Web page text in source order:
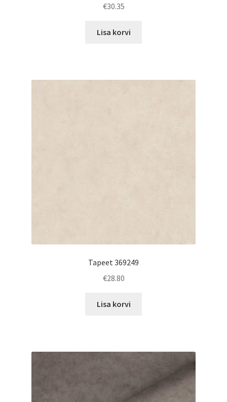
€30.35
Lisa korvi
Tapeet 369249
€28.80
Lisa korvi